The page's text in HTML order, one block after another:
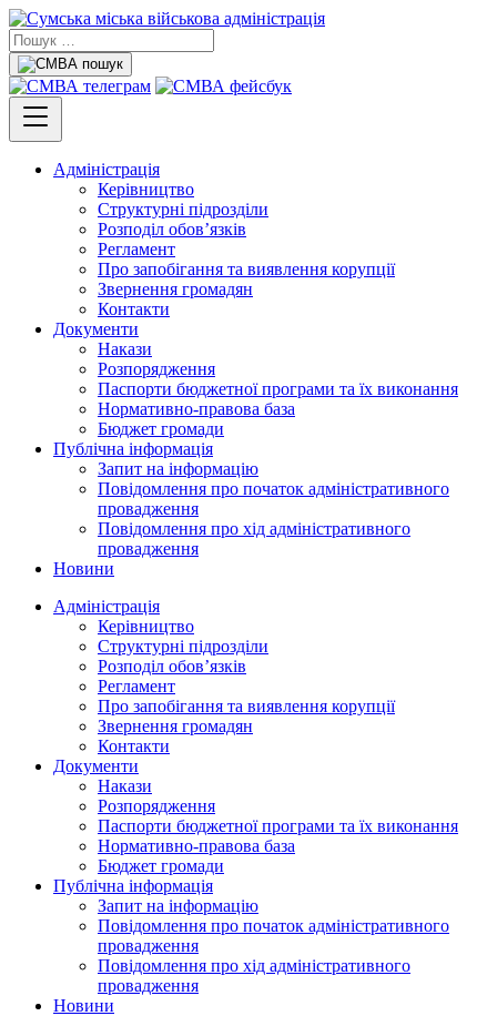
Адміністрація
Керівництво
Структурні підрозділи
Розподіл обов’язків
Регламент
Про запобігання та виявлення корупції
Звернення громадян
Контакти
Документи
Накази
Розпорядження
Паспорти бюджетної програми та їх виконання
Нормативно-правова база
Бюджет громади
Публічна інформація
Запит на інформацію
Повідомлення про початок адміністративного
провадження
Повідомлення про хід адміністративного
провадження
Новини
Адміністрація
Керівництво
Структурні підрозділи
Розподіл обов’язків
Регламент
Про запобігання та виявлення корупції
Звернення громадян
Контакти
Документи
Накази
Розпорядження
Паспорти бюджетної програми та їх виконання
Нормативно-правова база
Бюджет громади
Публічна інформація
Запит на інформацію
Повідомлення про початок адміністративного
провадження
Повідомлення про хід адміністративного
провадження
Новини